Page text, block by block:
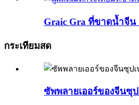
Graic Gra ที่ขาดน้ำจีน
กระเทียมสด
ซัพพลายเออร์ของจีนซุป